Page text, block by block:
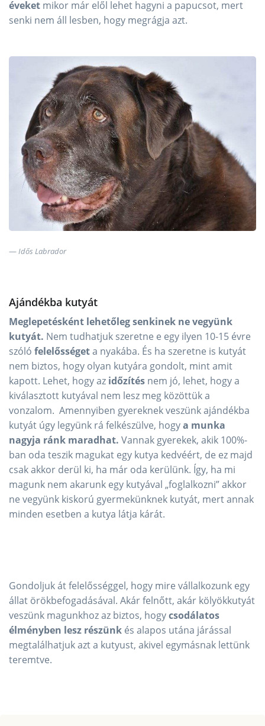
éveket mikor már elől lehet hagyni a papucsot, mert
senki nem áll lesben, hogy megrágja azt.
Idős Labrador
Ajándékba kutyát
Meglepetésként lehetőleg senkinek ne vegyünk
kutyát. Nem tudhatjuk szeretne e egy ilyen 10-15 évre
szóló felelősségeta nyakába. És ha szeretne is kutyát
nem biztos, hogy olyan kutyára gondolt, mint amit
kapott. Lehet, hogy az időzítés nem jó, lehet, hogy a
kiválasztott kutyával nem lesz meg közöttük a
vonzalom. Amennyiben gyereknek veszünk ajándékba
kutyát úgy legyünk rá felkészülve, hogya munka
nagyja ránk maradhat. Vannak gyerekek, akik 100%-
ban oda teszik magukat egy kutya kedvéért, de ez majd
csak akkor derül ki, ha már oda kerülünk. Így, ha mi
magunk nem akarunk egy kutyával „foglalkozni” akkor
ne vegyünk kiskorú gyermekünknek kutyát, mert annak
minden esetben a kutya látja kárát.
Gondoljuk át felelősséggel, hogy mire vállalkozunk egy
állat örökbefogadásával. Akár felnőtt, akár kölyökkutyát
veszünk magunkhoz az biztos, hogycsodálatos
élményben lesz részünk és alapos utána járással
megtalálhatjuk azt a kutyust, akivel egymásnak lettünk
teremtve.